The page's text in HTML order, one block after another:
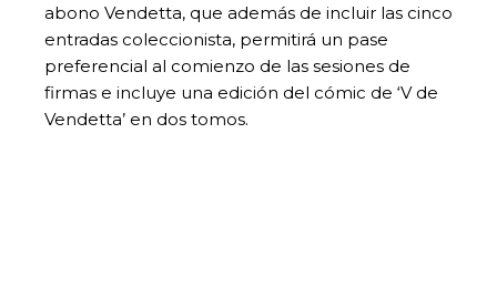
abono Vendetta, que además de incluir las cinco
entradas coleccionista, permitirá un pase
preferencial al comienzo de las sesiones de
firmas e incluye una edición del cómic de ‘V de
Vendetta’ en dos tomos.